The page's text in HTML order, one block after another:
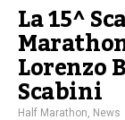
La 15^
Lorenzo
Scabini
Half Marathon News